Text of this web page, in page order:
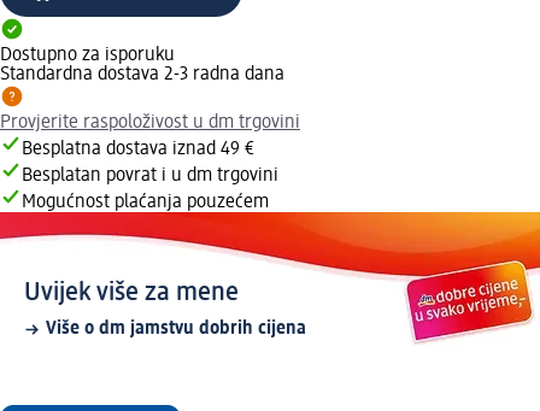
Dostupno za isporuku
Standardna dostava 2-3 radna dana
Provjerite raspoloživost u dm trgovini
Besplatna dostava iznad 49 €
Besplatan povrat i u dm trgovini
Mogućnost plaćanja pouzećem
Uvijek više za mene
Više o dm jamstvu dobrih cijena